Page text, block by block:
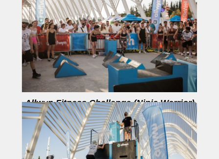
Ντορέττα Παπαδημητρίου
Allwyn Fitness Challenge (Ninja Warrior)